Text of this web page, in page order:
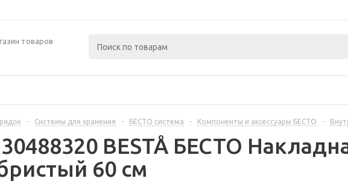
товаров
- Системы для хранения - БЕСТО система - Компоненты и аксессуары БЕСТО -
30488320 BESTÅ БЕСТО
60 см